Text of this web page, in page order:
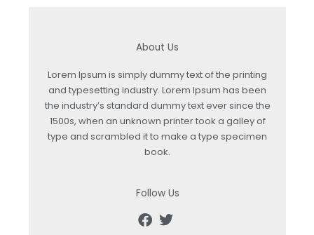
About Us
Lorem Ipsum is simply dummy text of the printing
and typesetting industry. Lorem Ipsum has been
the industry’s standard dummy text ever since the
1500s, when an unknown printer took a galley of
type and scrambled it to make a type specimen
book.
Follow Us